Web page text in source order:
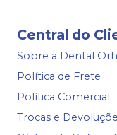
Central do
Sobre a Dental
Política de Frete
Política Comercial
Trocas e